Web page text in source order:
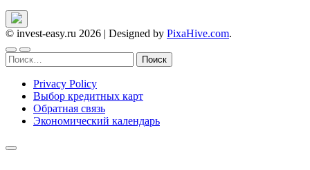
© invest-easy.ru 2026 | Designed by PixaHive.com.
Найти:
Privacy Policy
Выбор кредитных карт
Обратная связь
Экономический календарь